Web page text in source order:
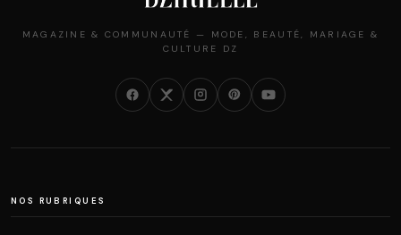
MAGAZINE & COMMUNAUTÉ — MODE, BEAUTÉ, MARIAGE &
CULTURE DZ
NOS RUBRIQUES